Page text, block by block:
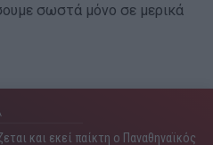
σωστά μόνο σε μερικά
και εκεί παίκτη ο Παναθηναϊκός